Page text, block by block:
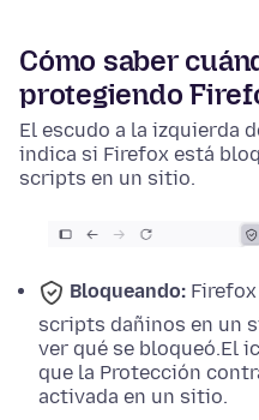
Cómo saber
protegiendo
El escudo a la izquierda
indica si Firefox está
scripts en un sitio.
Bloqueando: Firefox
scripts dañinos en un
ver qué se bloqueó.El
que la Protección
activada en un sitio.